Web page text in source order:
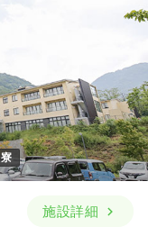
寮
施設詳細